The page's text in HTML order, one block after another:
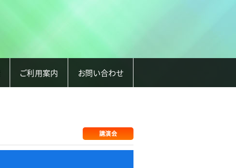
ご利用案内 お問い合わせ
講演会